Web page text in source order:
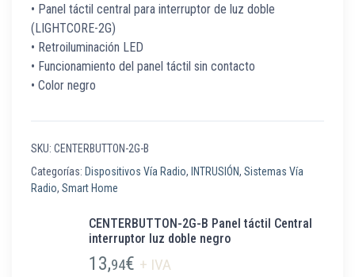
• Panel táctil central para interruptor de luz doble
(LIGHTCORE-2G)
• Retroiluminación LED
• Funcionamiento del panel táctil sin contacto
• Color negro
SKU: CENTERBUTTON-2G-B
Categorías: Dispositivos Vía Radio, INTRUSIÓN, Sistemas Vía
Radio, Smart Home
CENTERBUTTON-2G-B Panel táctil Central
interruptor luz doble negro
13,94€ + IVA